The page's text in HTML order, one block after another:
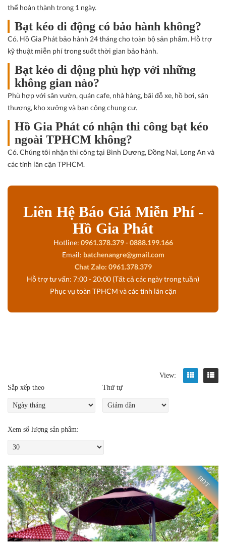
thể hoàn thành trong 1 ngày.
Bạt kéo di động có bảo hành không?
Có. Hồ Gia Phát bảo hành 24 tháng cho toàn bộ sản phẩm. Hỗ trợ
kỹ thuật miễn phí trong suốt thời gian bảo hành.
Bạt kéo di động phù hợp với những
không gian nào?
Phù hợp với sân vườn, quán cafe, nhà hàng, bãi đỗ xe, hồ bơi, sân
thượng, kho xưởng và ban công chung cư.
Hồ Gia Phát có nhận thi công bạt kéo
ngoài TPHCM không?
Có. Chúng tôi nhận thi công tại Bình Dương, Đồng Nai, Long An và
các tỉnh lân cận TPHCM.
Liên Hệ Báo Giá Miễn Phí -
Hồ Gia Phát
Hotline: 0961.378.379-0888.199.166
Email: batchenangre@gmail.com
Chat Zalo: 0961.378.379
Hỗ trợ tư vấn: 7:00 - 20:00 (Tất cả các ngày trong tuần)
Phục vụ toàn TPHCM và các tỉnh lân cận
View:
Sắp xếp theo
Thứ tự
Xem số lượng sản phẩm:
HOT